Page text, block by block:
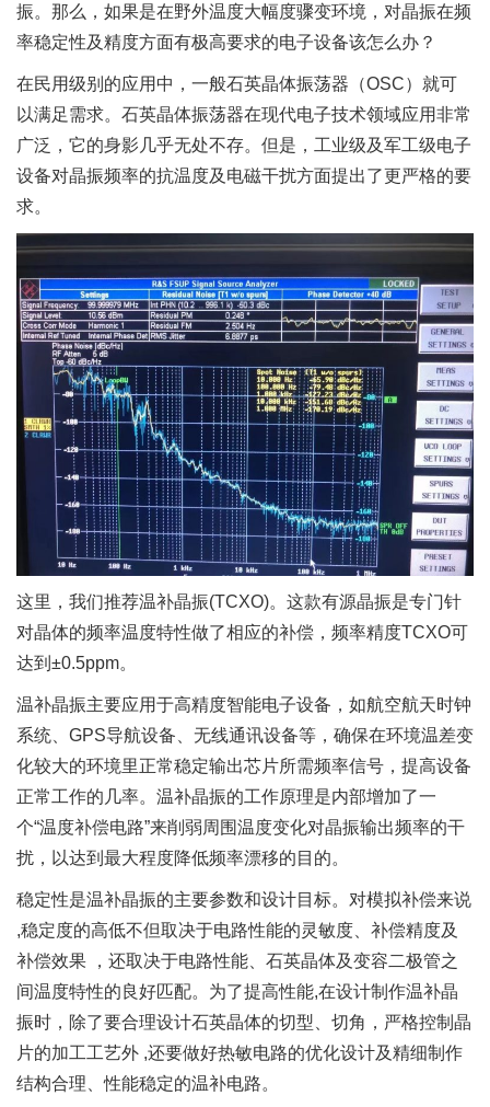
振。那么，如果是在野外温度大幅度骤变环境，对晶振在频
率稳定性及精度方面有极高要求的电子设备该怎么办？
在民用级别的应用中，一般石英晶体振荡器（OSC）就可
以满足需求。石英晶体振荡器在现代电子技术领域应用非常
广泛，它的身影几乎无处不存。但是，工业级及军工级电子
设备对晶振频率的抗温度及电磁干扰方面提出了更严格的要
求。
这里，我们推荐温补晶振(TCXO)。这款有源晶振是专门针
对晶体的频率温度特性做了相应的补偿，频率精度TCXO可
达到±0.5ppm。
温补晶振主要应用于高精度智能电子设备，如航空航天时钟
系统、GPS导航设备、无线通讯设备等，确保在环境温差变
化较大的环境里正常稳定输出芯片所需频率信号，提高设备
正常工作的几率。温补晶振的工作原理是内部增加了一
个“温度补偿电路”来削弱周围温度变化对晶振输出频率的干
扰，以达到最大程度降低频率漂移的目的。
稳定性是温补晶振的主要参数和设计目标。对模拟补偿来说
,稳定度的高低不但取决于电路性能的灵敏度、补偿精度及
补偿效果 ，还取决于电路性能、石英晶体及变容二极管之
间温度特性的良好匹配。为了提高性能,在设计制作温补晶
振时，除了要合理设计石英晶体的切型、切角，严格控制晶
片的加工工艺外 ,还要做好热敏电路的优化设计及精细制作
结构合理、性能稳定的温补电路。